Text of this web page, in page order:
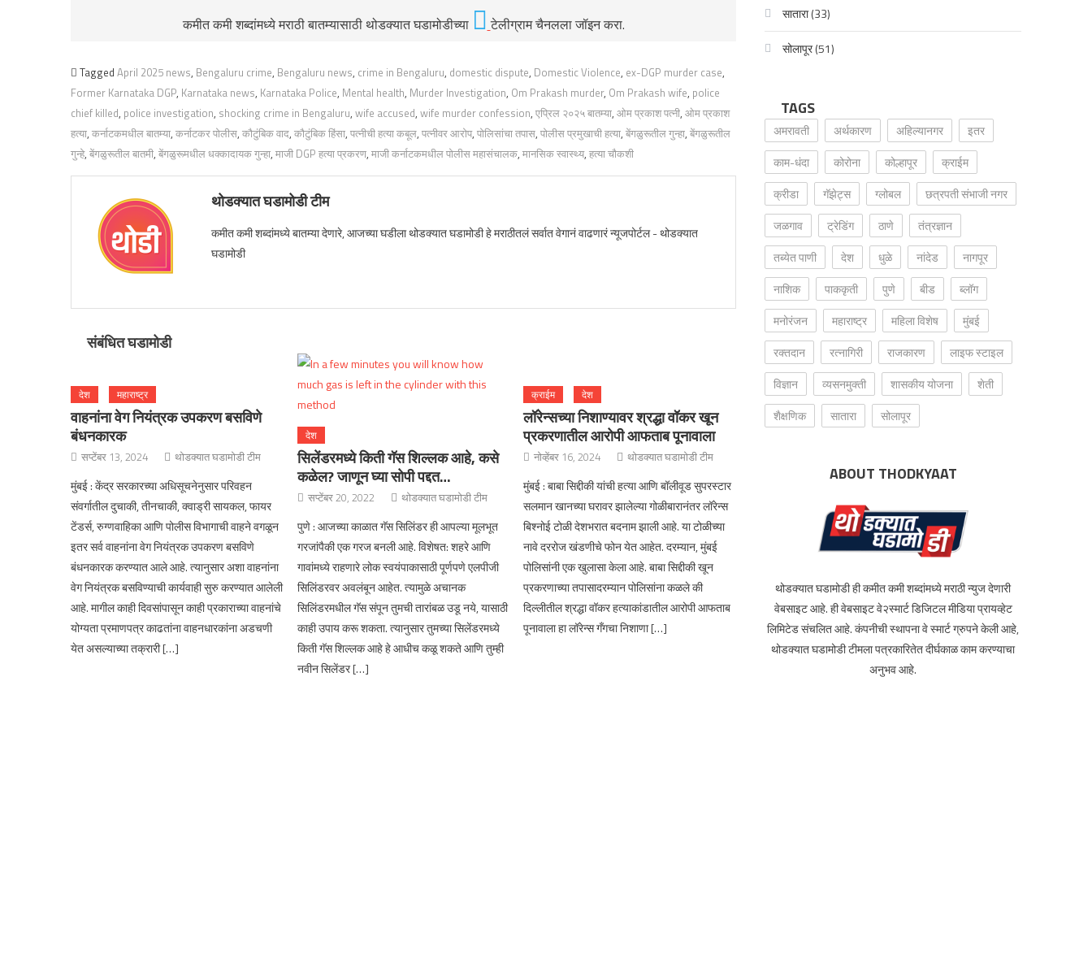
कमीत कमी शब्दांमध्ये मराठी बातम्यासाठी थोडक्यात घडामोडीच्या टेलीग्राम चैनलला जॉइन करा.
Tagged April 2025 news, Bengaluru crime, Bengaluru news, crime in Bengaluru, domestic dispute, Domestic Violence, ex-DGP murder case,
Former Karnataka DGP, Karnataka news, Karnataka Police, Mental health, Murder Investigation, Om Prakash murder, Om Prakash wife, police
chief killed, police investigation, shocking crime in Bengaluru, wife accused, wife murder confession, एप्रिल २०२५ बातम्या, ओम प्रकाश पत्नी, ओम प्रकाश
हत्या, कर्नाटकमधील बातम्या, कर्नाटकर पोलीस, कौटुंबिक वाद, कौटुंबिक हिंसा, पत्नीची हत्या कबूल, पत्नीवर आरोप, पोलिसांचा तपास, पोलीस प्रमुखाची हत्या, बेंगळुरूतील गुन्हा, बेंगळुरूतील
गुन्हे, बेंगळुरूतील बातमी, बेंगळुरूमधील धक्कादायक गुन्हा, माजी DGP हत्या प्रकरण, माजी कर्नाटकमधील पोलीस महासंचालक, मानसिक स्वास्थ्य, हत्या चौकशी
थोडक्यात घडामोडी टीम
कमीत कमी शब्दांमध्ये बातम्या देणारे, आजच्या घडीला थोडक्यात घडामोडी हे मराठीतलं सर्वात वेगानं वाढणारं न्यूजपोर्टल - थोडक्यात
घडामोडी
संबंधित घडामोडी
देश महाराष्ट्र
वाहनांना वेग नियंत्रक उपकरण बसविणे
बंधनकारक
सप्टेंबर 13, 2024 थोडक्यात घडामोडी टीम
मुंबई : केंद्र सरकारच्या अधिसूचनेनुसार परिवहन
संवर्गातील दुचाकी, तीनचाकी, क्वाड्री सायकल, फायर
टेंडर्स, रुग्णवाहिका आणि पोलीस विभागाची वाहने वगळून
इतर सर्व वाहनांना वेग नियंत्रक उपकरण बसविणे
बंधनकारक करण्यात आले आहे. त्यानुसार अशा वाहनांना
वेग नियंत्रक बसविण्याची कार्यवाही सुरु करण्यात आलेली
आहे. मागील काही दिवसांपासून काही प्रकाराच्या वाहनांचे
योग्यता प्रमाणपत्र काढतांना वाहनधारकांना अडचणी
येत असल्याच्या तक्रारी […]
देश
सिलेंडरमध्ये किती गॅस शिल्लक आहे, कसे
कळेल? जाणून घ्या सोपी पद्दत…
सप्टेंबर 20, 2022 थोडक्यात घडामोडी टीम
पुणे : आजच्या काळात गॅस सिलिंडर ही आपल्या मूलभूत
गरजांपैकी एक गरज बनली आहे. विशेषत: शहरे आणि
गावांमध्ये राहणारे लोक स्वयंपाकासाठी पूर्णपणे एलपीजी
सिलिंडरवर अवलंबून आहेत. त्यामुळे अचानक
सिलिंडरमधील गॅस संपून तुमची तारांबळ उडू नये, यासाठी
काही उपाय करू शकता. त्यानुसार तुमच्या सिलेंडरमध्ये
किती गॅस शिल्लक आहे हे आधीच कळू शकते आणि तुम्ही
नवीन सिलेंडर […]
क्राईम देश
लॉरेन्सच्या निशाण्यावर श्रद्धा वॉकर खून
प्रकरणातील आरोपी आफताब पूनावाला
नोव्हेंबर 16, 2024 थोडक्यात घडामोडी टीम
मुंबई : बाबा सिद्दीकी यांची हत्या आणि बॉलीवूड सुपरस्टार
सलमान खानच्या घरावर झालेल्या गोळीबारानंतर लॉरेन्स
बिश्नोई टोळी देशभरात बदनाम झाली आहे. या टोळीच्या
नावे दररोज खंडणीचे फोन येत आहेत. दरम्यान, मुंबई
पोलिसांनी एक खुलासा केला आहे. बाबा सिद्दीकी खून
प्रकरणाच्या तपासादरम्यान पोलिसांना कळले की
दिल्लीतील श्रद्धा वॉकर हत्याकांडातील आरोपी आफताब
पूनावाला हा लॉरेन्स गँगचा निशाणा […]
सातारा(33)
सोलापूर(51)
TAGS
अमरावती अर्थकारण अहिल्यानगर
इतर
काम-धंदा
कोरोना कोल्हापूर
क्राईम
क्रीडा
गॅझेट्स ग्लोबल
छत्रपती संभाजी नगर
जळगाव
ट्रेडिंग ठाणे
तंत्रज्ञान
तब्येत पाणी
देश धुळे नांदेड
नागपूर
नाशिक
पाककृती पुणे बीड
ब्लॉग
मनोरंजन
महाराष्ट्र महिला विशेष
मुंबई
रक्‍तदान
रत्नागिरी राजकारण
लाइफ स्टाइल
विज्ञान
व्यसनमुक्ती शासकीय योजना
शेती
शैक्षणिक
सातारा सोलापूर
ABOUT THODKYAAT
थोडक्यात घडामोडी ही कमीत कमी शब्दांमध्ये मराठी न्युज देणारी
वेबसाइट आहे. ही वेबसाइट वे२स्मार्ट डिजिटल मीडिया प्रायव्हेट
लिमिटेड संचलित आहे. कंपनीची स्थापना वे स्मार्ट ग्रुपने केली आहे,
थोडक्यात घडामोडी टीमला पत्रकारितेत दीर्घकाळ काम करण्याचा
अनुभव आहे.